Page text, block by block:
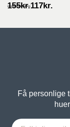
155kr.
Original
155kr..
117kr.
Current
117kr..
Få personlige